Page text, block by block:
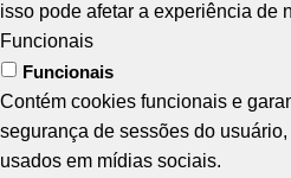
isso pode afetar a experiência de
Funcionais
Funcionais
Contém cookies funcionais e
segurança de sessões do
usados em mídias sociais.